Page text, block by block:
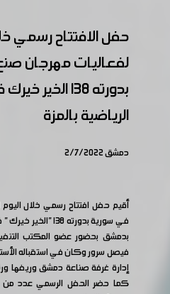
حفل الافتتاح رسمي
لفعاليات مهرجان
بدورته ١٣٨
الرياضية بالمزة
دمشق 2/7/2022
أقيم حفل افتتاح رسمي خلال
في سورية بدورته ١٣٨
بدمشق بحضور عضو المكتب
فيصل سرور وكان في استقباله
إدارة غرفة صناعة دمشق وريفها
كما حضر الحفل الرسمي عدد من